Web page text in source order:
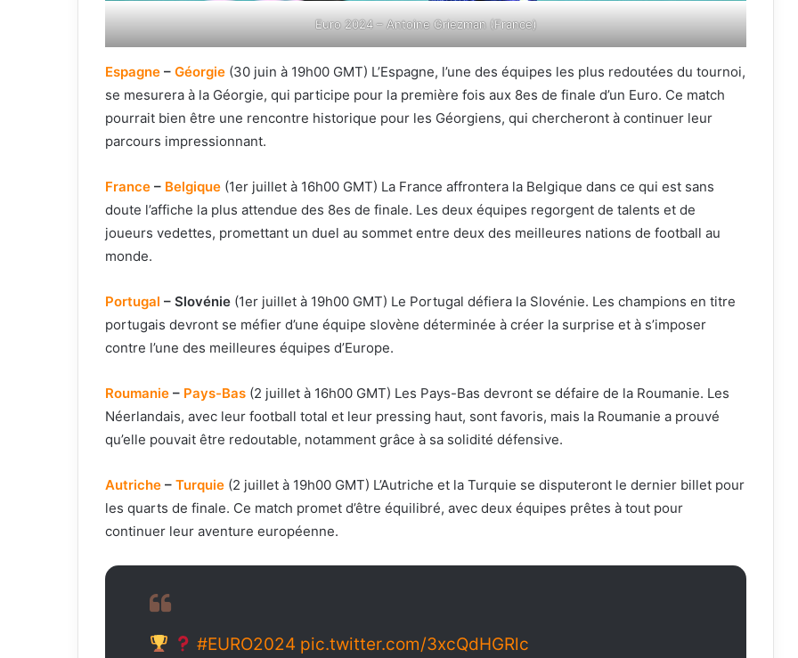
Euro 2024 – Antoine Griezman (France)
Espagne – Géorgie (30 juin à 19h00 GMT) L’Espagne, l’une des équipes les plus redoutées du tournoi,
se mesurera à la Géorgie, qui participe pour la première fois aux 8es de finale d’un Euro. Ce match
pourrait bien être une rencontre historique pour les Géorgiens, qui chercheront à continuer leur
parcours impressionnant.
France – Belgique (1er juillet à 16h00 GMT) La France affrontera la Belgique dans ce qui est sans
doute l’affiche la plus attendue des 8es de finale. Les deux équipes regorgent de talents et de
joueurs vedettes, promettant un duel au sommet entre deux des meilleures nations de football au
monde.
Portugal – Slovénie (1er juillet à 19h00 GMT) Le Portugal défiera la Slovénie. Les champions en titre
portugais devront se méfier d’une équipe slovène déterminée à créer la surprise et à s’imposer
contre l’une des meilleures équipes d’Europe.
Roumanie – Pays-Bas (2 juillet à 16h00 GMT) Les Pays-Bas devront se défaire de la Roumanie. Les
Néerlandais, avec leur football total et leur pressing haut, sont favoris, mais la Roumanie a prouvé
qu’elle pouvait être redoutable, notamment grâce à sa solidité défensive.
Autriche – Turquie (2 juillet à 19h00 GMT) L’Autriche et la Turquie se disputeront le dernier billet pour
les quarts de finale. Ce match promet d’être équilibré, avec deux équipes prêtes à tout pour
continuer leur aventure européenne.
#EURO2024 pic.twitter.com/3xcQdHGRlc